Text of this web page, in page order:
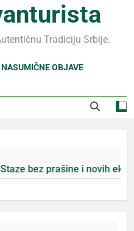
Tradiciju Srbije.
NASUMIČNE OBJAVE
bez prašine i novih eko-taksi